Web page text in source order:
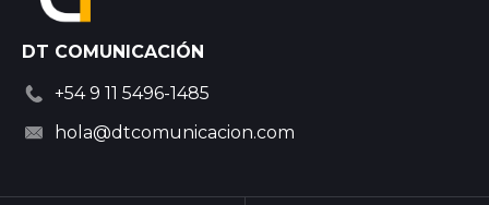
DT COMUNICACIÓN
+54 9 11 5496-1485
hola@dtcomunicacion.com